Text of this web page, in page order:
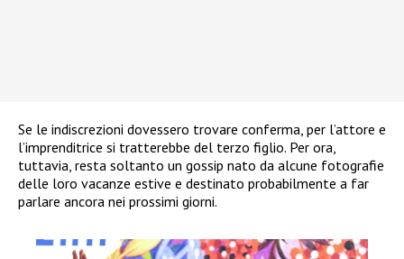
Se le indiscrezioni dovessero trovare conferma, per l’attore e
l’imprenditrice si tratterebbe del terzo figlio. Per ora,
tuttavia, resta soltanto un gossip nato da alcune fotografie
delle loro vacanze estive e destinato probabilmente a far
parlare ancora nei prossimi giorni.